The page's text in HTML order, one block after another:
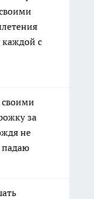
каждой с
за
не
падаю